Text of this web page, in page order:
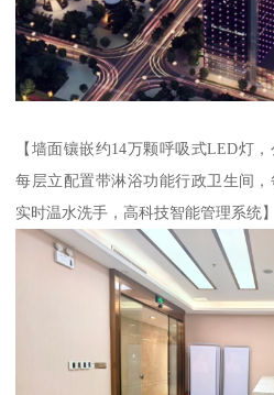
【墙面镶嵌约14万颗呼吸式LED灯
每层立配置带淋浴功能行政卫生间
实时温水洗手，高科技智能管理系统】